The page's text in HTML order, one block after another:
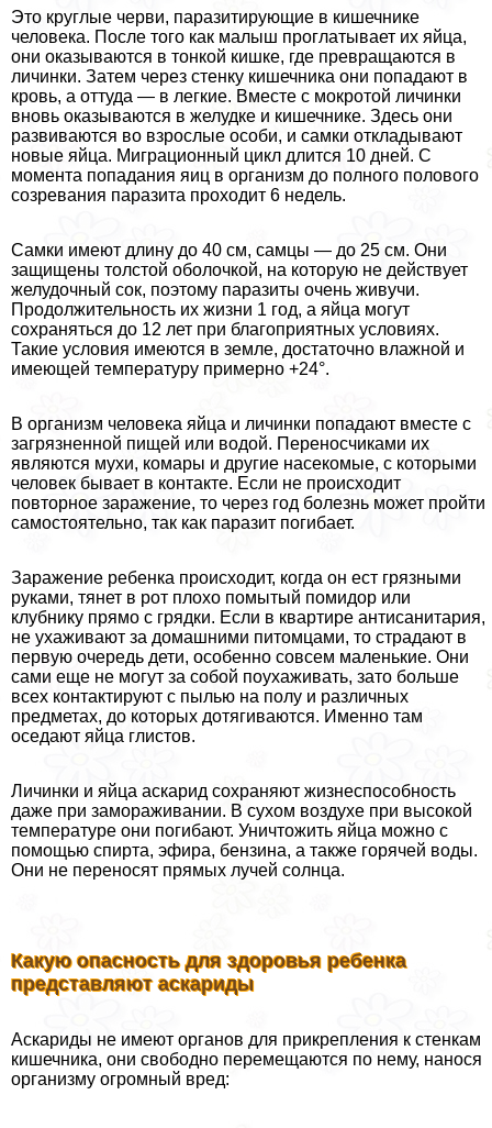
Это круглые черви, паразитирующие в кишечнике
человека. После того как малыш проглатывает их яйца,
они оказываются в тонкой кишке, где превращаются в
личинки. Затем через стенку кишечника они попадают в
кровь, а оттуда — в легкие. Вместе с мокротой личинки
вновь оказываются в желудке и кишечнике. Здесь они
развиваются во взрослые особи, и самки откладывают
новые яйца. Миграционный цикл длится 10 дней. С
момента попадания яиц в организм до полного пoлoвoго
созревания паразита проходит 6 недель.
Самки имеют длину до 40 см, самцы — до 25 см. Они
защищены толстой оболочкой, на которую не действует
желудочный сок, поэтому паразиты очень живучи.
Продолжительность их жизни 1 год, а яйца могут
сохраняться до 12 лет при благоприятных условиях.
Такие условия имеются в земле, достаточно влажной и
имеющей температуру примерно +24°.
В организм человека яйца и личинки попадают вместе с
загрязненной пищей или водой. Переносчиками их
являются мухи, комары и другие насекомые, с которыми
человек бывает в контакте. Если не происходит
повторное заражение, то через год болезнь может пройти
самостоятельно, так как паразит погибает.
Заражение ребенка происходит, когда он ест грязными
руками, тянет в рот плохо помытый помидор или
клубнику прямо с грядки. Если в квартире антисанитария,
не ухаживают за домашними питомцами, то страдают в
первую очередь дети, особенно совсем маленькие. Они
сами еще не могут за собой поухаживать, зато больше
всех контактируют с пылью на полу и различных
предметах, до которых дотягиваются. Именно там
оседают яйца глистов.
Личинки и яйца аскарид сохраняют жизнеспособность
даже при замораживании. В сухом воздухе при высокой
температуре они погибают. Уничтожить яйца можно с
помощью спирта, эфира, бензина, а также горячей воды.
Они не переносят прямых лучей солнца.
Какую опасность для здоровья ребенка
представляют аскариды
Аскариды не имеют органов для прикрепления к стенкам
кишечника, они свободно перемещаются по нему, нанося
организму огромный вред: